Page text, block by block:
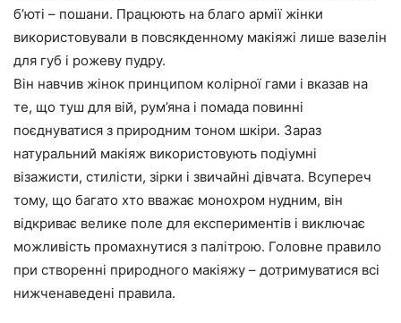
б’юті – пошани. Працюють на благо армії жінки
використовували в повсякденному макіяжі лише вазелін
для губ і рожеву пудру.
Він навчив жінок принципом колірної гами і вказав на
те, що туш для вій, рум’яна і помада повинні
поєднуватися з природним тоном шкіри. Зараз
натуральний макіяж використовують подіумні
візажисти, стилісти, зірки і звичайні дівчата. Всупереч
тому, що багато хто вважає монохром нудним, він
відкриває велике поле для експериментів і виключає
можливість промахнутися з палітрою. Головне правило
при створенні природного макіяжу – дотримуватися всі
нижченаведені правила.